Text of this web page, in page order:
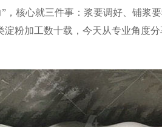
，核心就三件事：浆要调好、铺浆
粉加工数十载，今天从专业角度